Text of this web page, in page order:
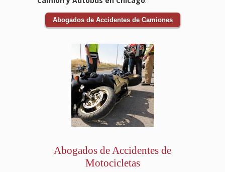
Abogados de Accidentes de Camiones
Abogados de Accidentes de
Motocicletas